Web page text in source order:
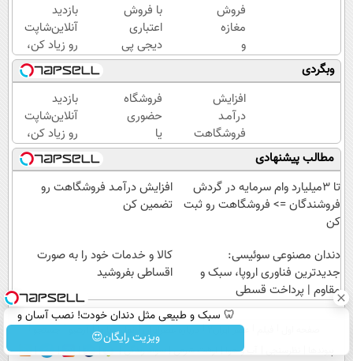
فروش
مغازه
و
آنلاین
شاپ
خودت
رو بالا
ببر
با فروش
اعتباری
دیجی پی
فروش
محصولت
رو بالاببر
بازدید
آنلاین‌شاپت
رو زیاد کن،
بازدید بالاتر
= درآمد
بیشتر
وبگردی
افزایش
درآمـد
فروشگاهت
رو تضمین
کن
فروشگاه
حضوری
یا
اینترنتی
داری؟
راحت
محصول
رو
بفروش
بازدید
آنلاین‌شاپت
رو زیاد کن،
بازدید بالاتر
= درآمد
بیشتر
مطالب پیشنهادی
تا 3میلیارد وام سرمایه در گردش
فروشندگان => فروشگاهت رو ثبت
کن
افزایش درآمـد فروشگاهت رو
تضمین کن
دندان مصنوعی سوئیسی:
جدیدترین فناوری اروپا، سبک و
مقاوم | پرداخت قسطی
کالا و خدمات خود را به صورت
اقساطی بفروشید
🦷 سبک و طبیعی مثل دندان خودت! نصب آسان و
پرداخت اقساطی 💳 📍 تهران
ویزیت رایگان😍 عصر ایران۲ تماس با ما
آب و هوا اوقات شرعی سواد زندگی